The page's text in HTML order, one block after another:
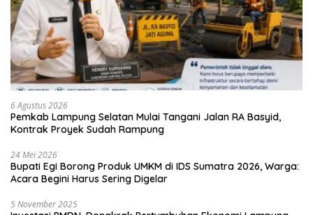
6 Agustus 2026
Pemkab Lampung Selatan Mulai Tangani Jalan RA Basyid,
Kontrak Proyek Sudah Rampung
24 Mei 2026
Bupati Egi Borong Produk UMKM di IDS Sumatra 2026, Warga:
Acara Begini Harus Sering Digelar
5 November 2025